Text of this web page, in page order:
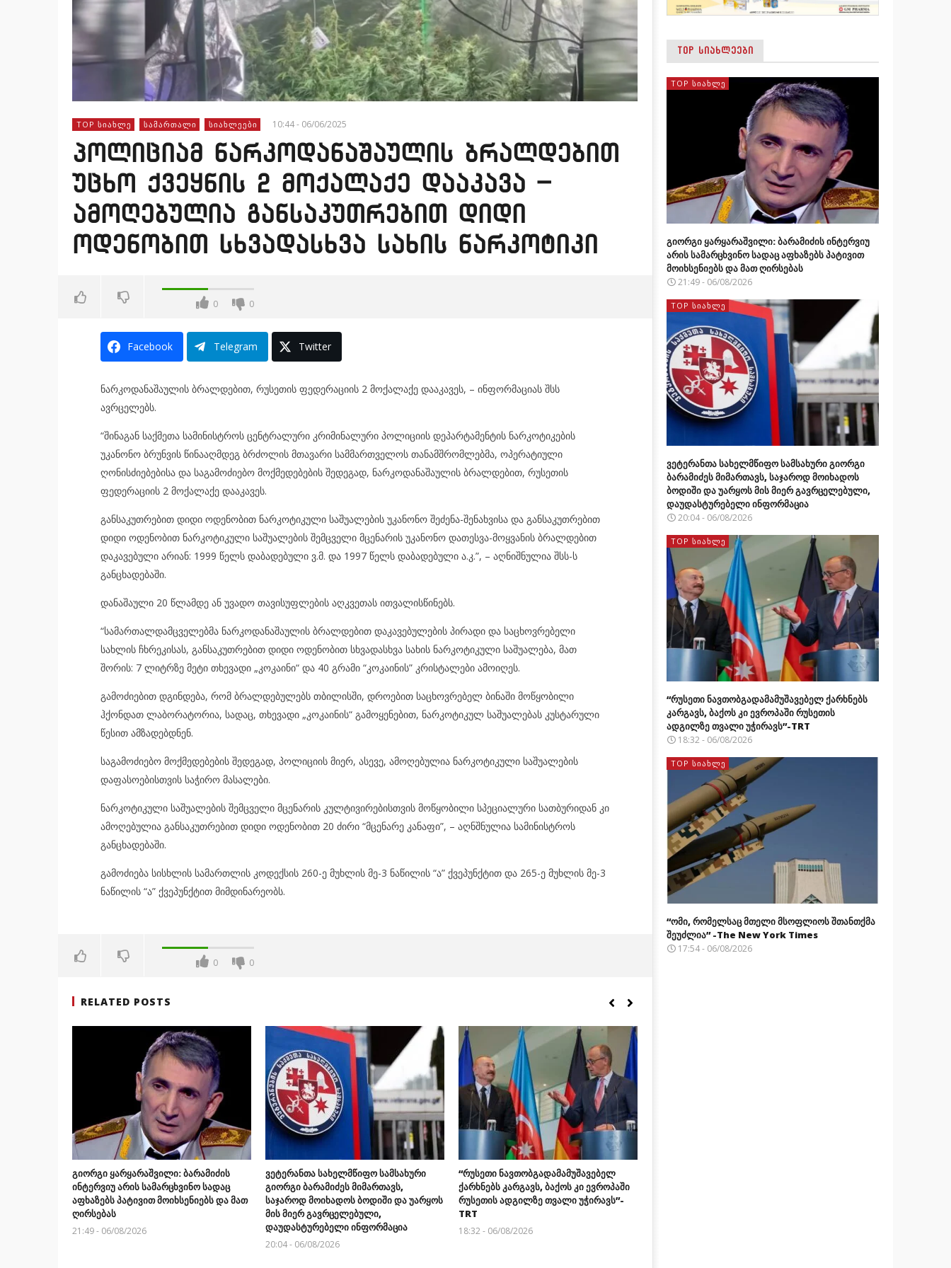
TOP ᲡᲘᲐᲮᲚᲔ ᲡᲐᲛᲐᲠᲗᲐᲚᲘ ᲡᲘᲐᲮᲚᲔᲔᲑᲘ 10:44 - 06/06/2025
პოლიციამ ნარკოდანაშაულის ბრალდებით
უცხო ქვეყნის 2 მოქალაქე დააკავა –
ამოღებულია განსაკუთრებით დიდი
ოდენობით სხვადასხვა სახის ნარკოტიკი
0 0
Facebook Telegram Twitter
ნარკოდანაშაულის ბრალდებით, რუსეთის ფედერაციის 2 მოქალაქე დააკავეს, – ინფორმაციას შსს
ავრცელებს.
“შინაგან საქმეთა სამინისტროს ცენტრალური კრიმინალური პოლიციის დეპარტამენტის ნარკოტიკების
უკანონო ბრუნვის წინააღმდეგ ბრძოლის მთავარი სამმართველოს თანამშრომლებმა, ოპერატიული
ღონისძიებებისა და საგამოძიებო მოქმედებების შედეგად, ნარკოდანაშაულის ბრალდებით, რუსეთის
ფედერაციის 2 მოქალაქე დააკავეს.
განსაკუთრებით დიდი ოდენობით ნარკოტიკული საშუალების უკანონო შეძენა-შენახვისა და განსაკუთრებით
დიდი ოდენობით ნარკოტიკული საშუალების შემცველი მცენარის უკანონო დათესვა-მოყვანის ბრალდებით
დაკავებული არიან: 1999 წელს დაბადებული ვ.მ. და 1997 წელს დაბადებული ა.კ.”, – აღნიშნულია შსს-ს
განცხადებაში.
დანაშაული 20 წლამდე ან უვადო თავისუფლების აღკვეთას ითვალისწინებს.
“სამართალდამცველებმა ნარკოდანაშაულის ბრალდებით დაკავებულების პირადი და საცხოვრებელი
სახლის ჩხრეკისას, განსაკუთრებით დიდი ოდენობით სხვადასხვა სახის ნარკოტიკული საშუალება, მათ
შორის: 7 ლიტრზე მეტი თხევადი „კოკაინი“ და 40 გრამი “კოკაინის” კრისტალები ამოიღეს.
გამოძიებით დგინდება, რომ ბრალდებულებს თბილისში, დროებით საცხოვრებელ ბინაში მოწყობილი
ჰქონდათ ლაბორატორია, სადაც, თხევადი „კოკაინის“ გამოყენებით, ნარკოტიკულ საშუალებას კუსტარული
წესით ამზადებდნენ.
საგამოძიებო მოქმედებების შედეგად, პოლიციის მიერ, ასევე, ამოღებულია ნარკოტიკული საშუალების
დაფასოებისთვის საჭირო მასალები.
ნარკოტიკული საშუალების შემცველი მცენარის კულტივირებისთვის მოწყობილი სპეციალური სათბურიდან კი
ამოღებულია განსაკუთრებით დიდი ოდენობით 20 ძირი “მცენარე კანაფი”, – აღნშნულია სამინისტროს
განცხადებაში.
გამოძიება სისხლის სამართლის კოდექსის 260-ე მუხლის მე-3 ნაწილის “ა” ქვეპუნქტით და 265-ე მუხლის მე-3
ნაწილის “ა” ქვეპუნქტით მიმდინარეობს.
0 0
RELATED POSTS
გიორგი ყარყარაშვილი: ბარამიძის
ინტერვიუ არის სამარცხვინო სადაც
აფხაზებს პატივით მოიხსენიებს და მათ
ღირსებას
21:49 - 06/08/2026
ვეტერანთა სახელმწიფო სამსახური
გიორგი ბარამიძეს მიმართავს,
საჯაროდ მოიხადოს ბოდიში და უარყოს
მის მიერ გავრცელებული,
დაუდასტურებელი ინფორმაცია
20:04 - 06/08/2026
“რუსეთი ნავთობგადამამუშავებელ
ქარხნებს კარგავს, ბაქოს კი ევროპაში
რუსეთის ადგილზე თვალი უჭირავს”-
TRT
18:32 - 06/08/2026
TOP ᲡᲘᲐᲮᲚᲔᲔᲑᲘ
TOP ᲡᲘᲐᲮᲚᲔ
გიორგი ყარყარაშვილი: ბარამიძის ინტერვიუ
არის სამარცხვინო სადაც აფხაზებს პატივით
მოიხსენიებს და მათ ღირსებას
21:49 - 06/08/2026
TOP ᲡᲘᲐᲮᲚᲔ
ვეტერანთა სახელმწიფო სამსახური გიორგი
ბარამიძეს მიმართავს, საჯაროდ მოიხადოს
ბოდიში და უარყოს მის მიერ გავრცელებული,
დაუდასტურებელი ინფორმაცია
20:04 - 06/08/2026
TOP ᲡᲘᲐᲮᲚᲔ
“რუსეთი ნავთობგადამამუშავებელ ქარხნებს
კარგავს, ბაქოს კი ევროპაში რუსეთის
ადგილზე თვალი უჭირავს”-TRT
18:32 - 06/08/2026
TOP ᲡᲘᲐᲮᲚᲔ
“ომი, რომელსაც მთელი მსოფლიოს შთანთქმა
შეუძლია” -The New York Times
17:54 - 06/08/2026